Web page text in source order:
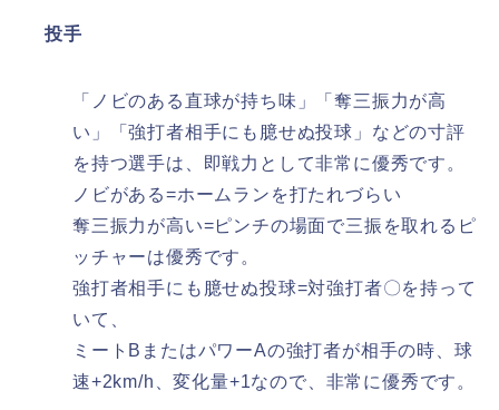
投手
「ノビのある直球が持ち味」「奪三振力が高
い」「強打者相手にも臆せぬ投球」などの寸評
を持つ選手は、即戦力として非常に優秀です。​
ノビがある=ホームランを打たれづらい
奪三振力が高い=ピンチの場面で三振を取れるピ
ッチャーは優秀です。
強打者相手にも臆せぬ投球=対強打者〇を持って
いて、
ミートBまたはパワーAの強打者が相手の時、球
速+2km/h、変化量+1なので、非常に優秀です。